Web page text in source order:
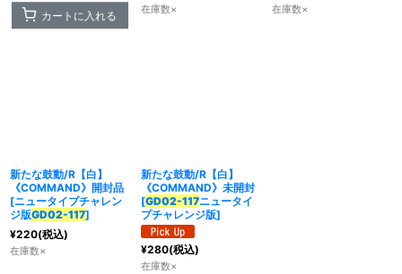
カートに入れる 在庫数× 在庫数×
新たな鼓動/R【白】
《COMMAND》開封品
[ニュータイプチャレン
ジ版GD02-117]
¥220(税込)
在庫数×
新たな鼓動/R【白】
《COMMAND》未開封
[GD02-117ニュータイ
プチャレンジ版]
¥280(税込)
在庫数×